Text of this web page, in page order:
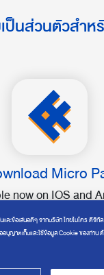
Micro
now on IOS and
ป็นส่วนตัวสำห
นและข้อเสนอดีๆ จากบริษัท ไทยไมโคร ดิจิ
นุญาตเก็บและใช้ข้อมูล Cookie ของท่าน